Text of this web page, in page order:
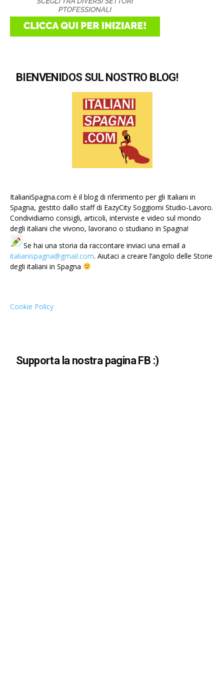
BIENVENIDOS SUL NOSTRO BLOG!
ItalianiSpagna.com è il blog di riferimento per gli Italiani in
Spagna, gestito dallo staff di EazyCity Soggiorni Studio-Lavoro.
Condividiamo consigli, articoli, interviste e video sul mondo
degli italiani che vivono, lavorano o studiano in Spagna!
Se hai una storia da raccontare inviaci una email a
italianispagna@gmail.com. Aiutaci a creare l’angolo delle Storie
degli italiani in Spagna
Cookie Policy
Supporta la nostra pagina FB :)